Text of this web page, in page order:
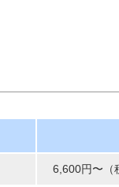
6,600円〜（